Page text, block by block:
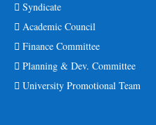
Syndicate
Academic Council
Finance Committee
Planning & Dev. Committee
University Promotional Team